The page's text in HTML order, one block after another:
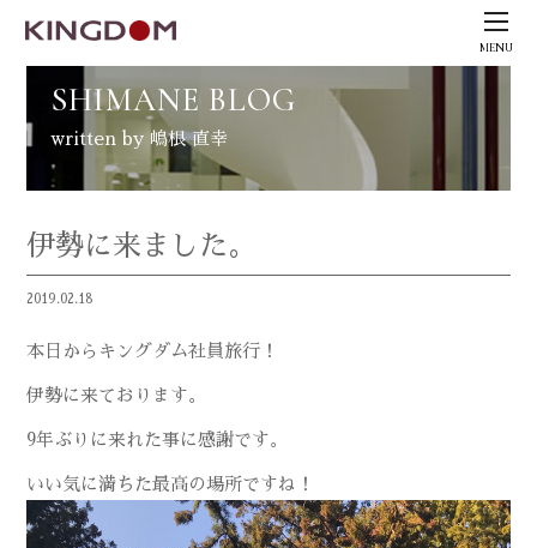
MENU
SHIMANE BLOG
written by 嶋根 直幸
伊勢に来ました。
2019.02.18
本日からキングダム社員旅行！
伊勢に来ております。
9年ぶりに来れた事に感謝です。
いい気に満ちた最高の場所ですね！